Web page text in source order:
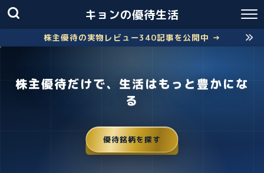
キョンの優待生活
株主優待の実物レビュー340記事を公開中 →
株主優待だけで、生活はもっと豊かにな
る
優待銘柄を探す